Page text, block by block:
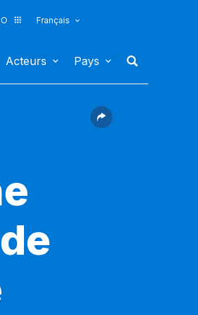
Français
Acteurs Pays